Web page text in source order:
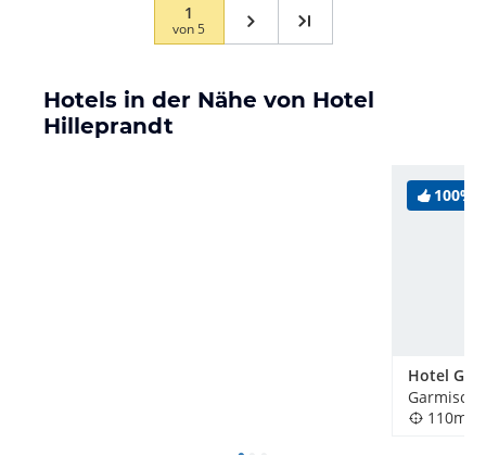
1
von5
Hotels in der Nähe von Hotel
Hilleprandt
100%
110m